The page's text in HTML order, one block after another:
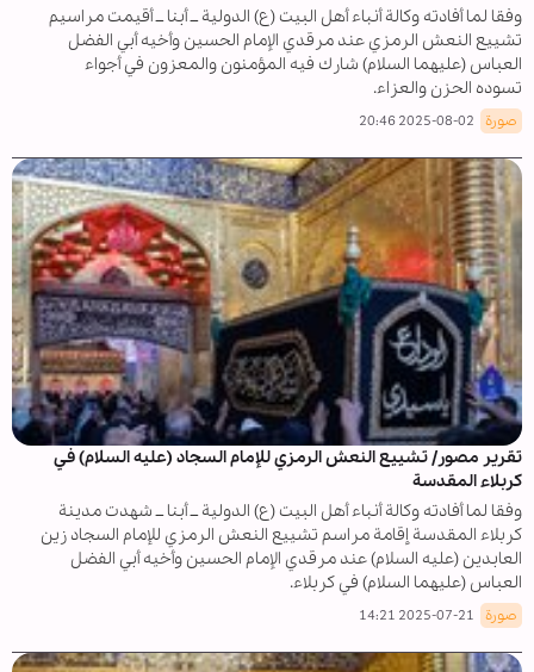
وفقا لما أفادته وكالة أنباء أهل البيت (ع) الدولية ــ أبنا ــ أقيمت مراسيم
تشييع النعش الرمزي عند مرقدي الإمام الحسين وأخيه أبي الفضل
العباس (عليهما السلام) شارك فيه المؤمنون والمعزون في أجواء
تسوده الحزن والعزاء.
صورة 2025-08-02 20:46
تقرير مصور/ تشييع النعش الرمزي للإمام السجاد (عليه السلام) في
كربلاء المقدسة
وفقا لما أفادته وكالة أنباء أهل البيت (ع) الدولية ــ أبنا ــ شهدت مدينة
كربلاء المقدسة إقامة مراسم تشييع النعش الرمزي للإمام السجاد زين
العابدين (عليه السلام) عند مرقدي الإمام الحسين وأخيه أبي الفضل
العباس (عليهما السلام) في كربلاء.
صورة 2025-07-21 14:21